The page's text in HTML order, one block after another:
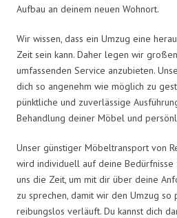
Aufbau an deinem neuen Wohnort.
Wir wissen, dass ein Umzug eine
Zeit sein kann. Daher legen wir
umfassenden Service anzubieten.
dich so angenehm wie möglich zu
pünktliche und zuverlässige
Behandlung deiner Möbel und
Unser günstiger Möbeltransport von
wird individuell auf deine Bedürfnisse
uns die Zeit, um mit dir über deine
zu sprechen, damit wir den Umzug so
reibungslos verläuft. Du kannst dich